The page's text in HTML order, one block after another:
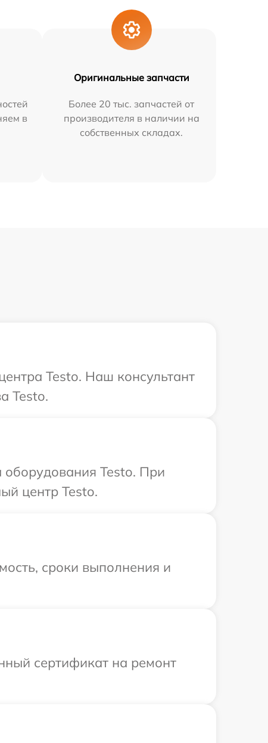
в
Оригинальные запчасти
Более 20 тыс. запчастей от
производителя в наличии на
собственных складах.
Testo. Наш консультант
Testo.
Testo. При
центр Testo.
сроки выполнения и
сертификат на ремонт